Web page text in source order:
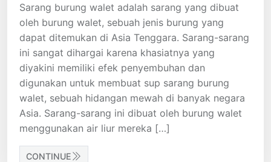
Sarang burung walet adalah sarang yang dibuat
oleh burung walet, sebuah jenis burung yang
dapat ditemukan di Asia Tenggara. Sarang-sarang
ini sangat dihargai karena khasiatnya yang
diyakini memiliki efek penyembuhan dan
digunakan untuk membuat sup sarang burung
walet, sebuah hidangan mewah di banyak negara
Asia. Sarang-sarang ini dibuat oleh burung walet
menggunakan air liur mereka […]
CONTINUE